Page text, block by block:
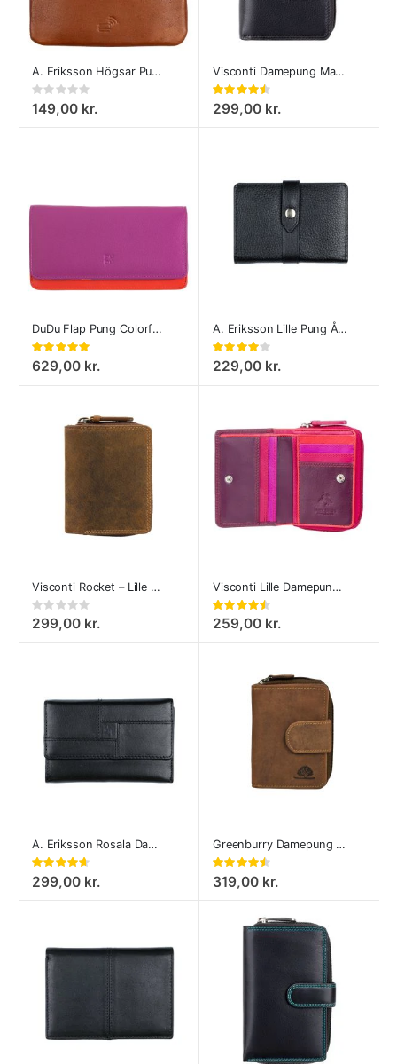
A. Eriksson Högsar Pung - Nøglepung - Walnut
Rating:
149,00 kr.
Visconti Damepung Madame
Bedømmelse:
299,00 kr.
DuDu Flap Pung Colorful Canarie
Bedømmelse:
629,00 kr.
A. Eriksson Lille Pung Åva
Bedømmelse:
229,00 kr.
Visconti Rocket – Lille Damepung
Rating:
299,00 kr.
Visconti Lille Damepung Hawaii
Bedømmelse:
259,00 kr.
A. Eriksson Rosala Dame pung
Bedømmelse:
299,00 kr.
Greenburry Damepung Vintage
Bedømmelse:
319,00 kr.